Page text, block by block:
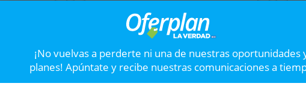
con
8 sobres de 120 gr paleta ibérica de
cebo loncheada certific...
32
¡No vuelvas a perderte ni una de nuestras oportunidades
planes! Apúntate y recibe nuestras comunicaciones a